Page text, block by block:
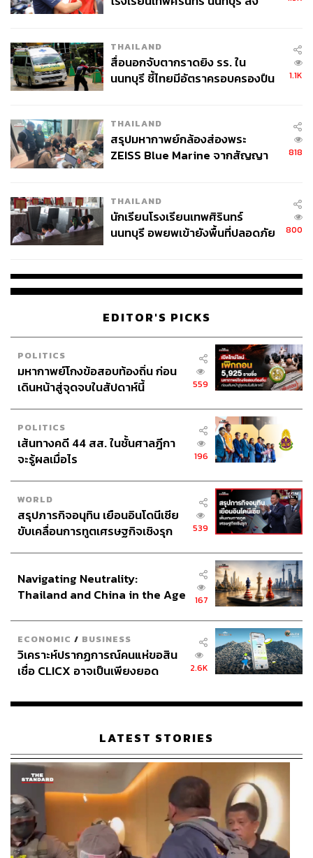
ชาวปาเลสไตน์ ยังเรียกร้องให้ชาวปาเลสไตน์ทั้งหมด
การตอบโต้ของชาวปาเลสไตน์ต่อปฏิบัติการของ
อิสราเอลมากขึ้นด้วย
อย่างไรก็ตาม องค์การสหประชาชาติ (UN) เรียกร้องให้
ใช้ความรุนแรง พร้อมทั้งประณามการใช้ ‘อาวุธ
ยุทโธปกรณ์ทางทหารขั้นสูง’ ของอิสราเอล และเตือน
ว่าการก่อความรุนแรงในดินแดนที่ถูกยึดครองนั้นมี
ขณะที่สหรัฐฯ พันธมิตรสำคัญของอิสราเอล ก็แสดง
ความกังวลและติดตามสถานการณ์อย่างใกล้ชิดเช่นกัน
สนับสนุนสิทธิของอิสราเอลในการป้องกันตนเอง
ภาพ: Ali Jadallah / Anadolu Agency via Getty Images
https://www.haaretz.com/israel-news/2023-07-03/ty-a
rticle/.premium/explained-whats-happening-in-jenin-
and-why-is-israel-targeting-it/00000189-1b84-dcb5-a
5df-5ff50ab30000
https://www.aljazeera.com/news/2023/7/3/what-is-be
hind-israels-major-attack-on-jenin
TAGS: Israel
กลุ่มติดอาวุธในปาเลสไตน์
กลุ่มติดอาวุธ
กองทัพอิสราเอล (IDF)
Key Messages
85
ABOUT THE AUTHOR
Senior Content Creator กองข่าวต่างประเทศ
THAILAND
สื่อนอกจับตากราดยิง รร. ใน
นนทบุรี ชี้ไทยมีอัตราครอบครองปืน
1.1K
THAILAND
สรุปมหากาพย์กล้องส่องพระ
ZEISS Blue Marine จากสัญญา
จ่ายหนี้-แอบระบุแบรนด์
818
THAILAND
นักเรียนโรงเรียนเทพศิรินทร์
นนทบุรี อพยพเข้ายังพื้นที่ปลอดภัย
800
EDITOR'S PICKS
POLITICS
มหากาพย์โกงข้อสอบท้องถิ่น ก่อน
เดินหน้าสู่จุดจบในสัปดาห์นี้
559
POLITICS
เส้นทางคดี 44 สส. ในชั้นศาลฎีกา
จะรู้ผลเมื่อไร
196
WORLD
สรุปภารกิจอนุทิน เยือนอินโดนีเซีย
ขับเคลื่อนการทูตเศรษฐกิจเชิงรุก
539
Navigating Neutrality:
Thailand and China in the Age
167
ECONOMIC / BUSINESS
วิเคราะห์ปรากฏการณ์คนแห่ขอสิน
เชื่อ CLICX อาจเป็นเพียงยอด
เรือนไทยที่ถูกซุกไว้
2.6K
LATEST STORIES